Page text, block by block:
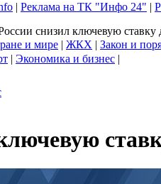
| Реклама на ТК "Инфо 24" |
снизил ключевую ставку
и мире | ЖКХ | Закон и
| Экономика и бизнес |